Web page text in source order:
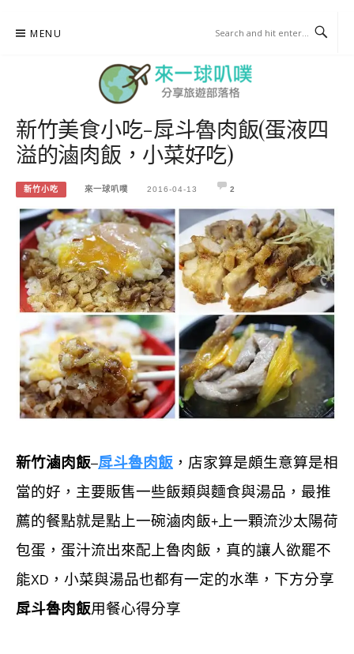
MENU
來一球叭噗
分享日本自助部落格
新竹美食小吃-戽斗魯肉飯(蛋液四
溢的滷肉飯，小菜好吃)
新竹小吃 來一球叭噗 2016-04-13 2
新竹滷肉飯–戽斗魯肉飯 ，店家算是頗生意算是相
當的好，主要販售一些飯類與麵食與湯品，最推
薦的餐點就是點上一碗滷肉飯+ 上一顆流沙太陽荷
包蛋，蛋汁流出來配上魯肉飯，真的讓人欲罷不
能XD ，小菜與湯品也都有一定的水準，下方分享
戽斗魯肉飯用餐心得分享